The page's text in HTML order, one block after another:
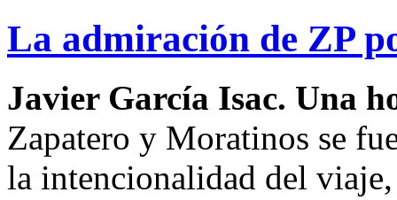
La admiración de ZP
Javier García Isac. Una
Zapatero y Moratinos se
la intencionalidad del